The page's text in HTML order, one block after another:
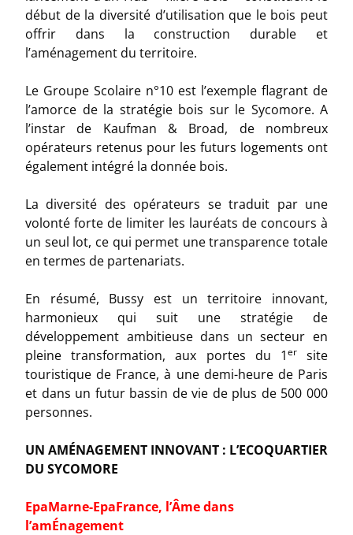
début de la diversité d’utilisation que le bois peut
offrir dans la construction durable et
l’aménagement du territoire.
Le Groupe Scolaire n°10 est l’exemple flagrant de
l’amorce de la stratégie bois sur le Sycomore. A
l’instar de Kaufman & Broad, de nombreux
opérateurs retenus pour les futurs logements ont
également intégré la donnée bois.
La diversité des opérateurs se traduit par une
volonté forte de limiter les lauréats de concours à
un seul lot, ce qui permet une transparence totale
en termes de partenariats.
En résumé, Bussy est un territoire innovant,
harmonieux qui suit une stratégie de
développement ambitieuse dans un secteur en
pleine transformation, aux portes du 1ersite
touristique de France, à une demi-heure de Paris
et dans un futur bassin de vie de plus de 500 000
personnes.
UN AMÉNAGEMENT INNOVANT : L’ECOQUARTIER
DU SYCOMORE
EpaMarne-EpaFrance, l’Âme dans
l’amÉnagement